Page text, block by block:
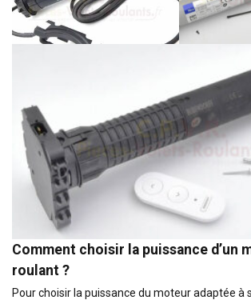
Comment choisir la puissance d’un
roulant ?
Pour choisir la puissance du moteur adaptée à